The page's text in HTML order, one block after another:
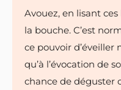
Avouez, en lisant ces
la bouche. C’est
ce pouvoir d’éveiller
qu’à l’évocation de
chance de déguster